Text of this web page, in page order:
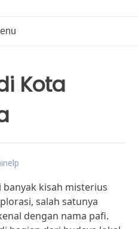
Kota
banyak kisah misterius
salah satunya
dengan nama pafi.